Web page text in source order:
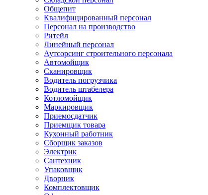
Общепит
Квалифицированный персонал
Персонал на производство
Ритейл
Линейный персонал
Аутсорсинг строительного персонала
Автомойщик
Сканировщик
Водитель погрузчика
Водитель штабелера
Котломойщик
Маркировщик
Приемосдатчик
Приемщик товара
Кухонный работник
Сборщик заказов
Электрик
Сантехник
Упаковщик
Дворник
Комплектовщик